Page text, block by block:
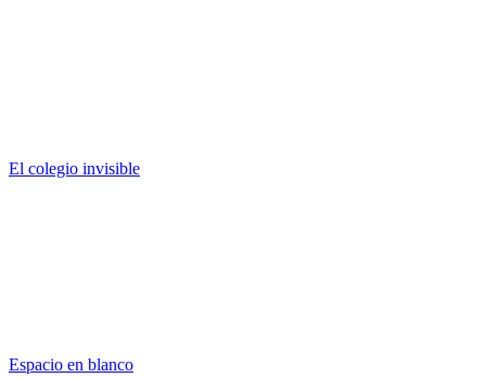
El colegio invisible
Espacio en blanco